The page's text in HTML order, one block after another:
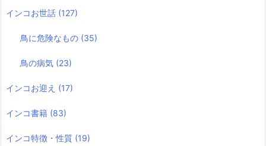
インコお世話 (127)
鳥に危険なもの (35)
鳥の病気 (23)
インコお迎え (17)
インコ書籍 (83)
インコ特徴・性質 (19)